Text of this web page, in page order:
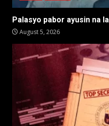
Palasyo pabor ayusin na
August 5, 2026